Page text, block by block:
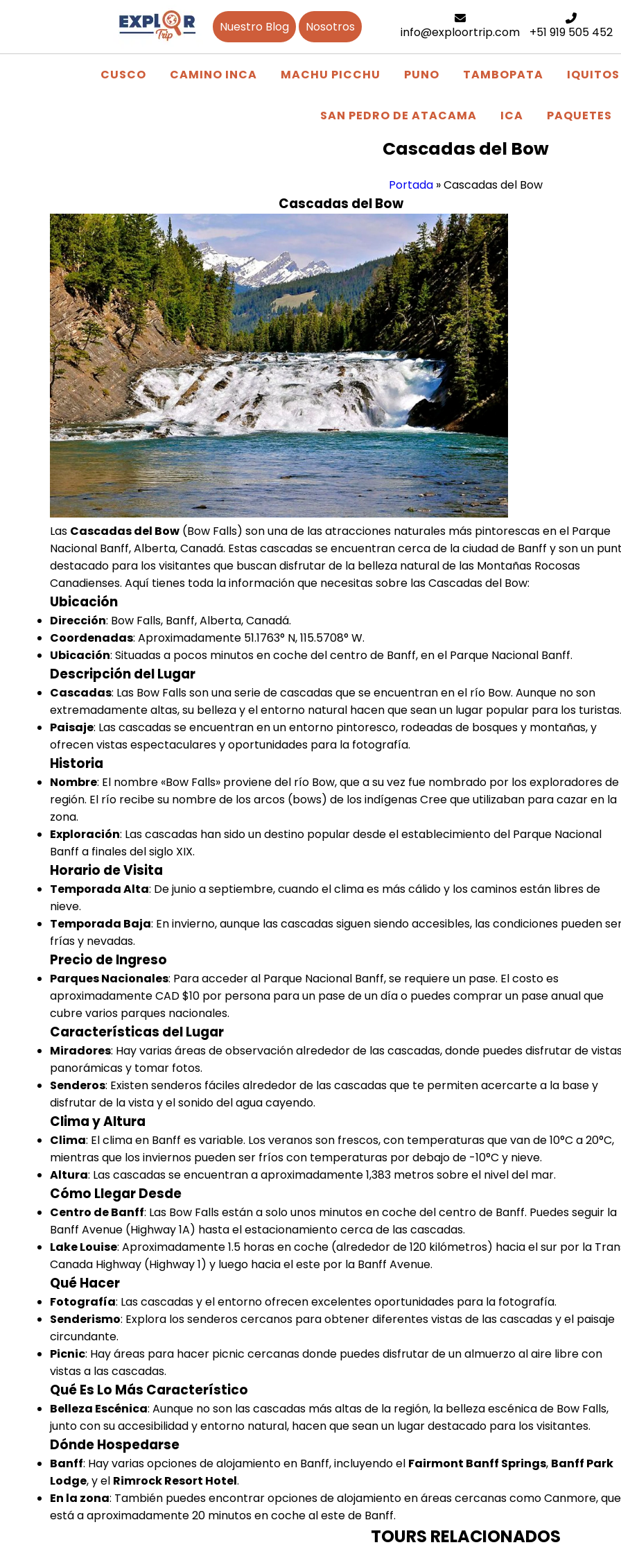
Nuestro Blog Nosotros info@exploortrip.com +51 919 505 452
CUSCO CAMINO INCA MACHU PICCHU PUNO TAMBOPATA IQUITOS
SAN PEDRO DE ATACAMA ICA PAQUETES
Cascadas del Bow
Portada »Cascadas del Bow
Cascadas del Bow
Las Cascadas del Bow (Bow Falls) son una de las atracciones naturales más pintorescas en el Parque
Nacional Banff, Alberta, Canadá. Estas cascadas se encuentran cerca de la ciudad de Banff y son un
destacado para los visitantes que buscan disfrutar de la belleza natural de las Montañas Rocosas
Canadienses. Aquí tienes toda la información que necesitas sobre las Cascadas del Bow:
Ubicación
Dirección: Bow Falls, Banff, Alberta, Canadá.
Coordenadas: Aproximadamente 51.1763° N, 115.5708° W.
Ubicación: Situadas a pocos minutos en coche del centro de Banff, en el Parque Nacional Banff.
Descripción del Lugar
Cascadas: Las Bow Falls son una serie de cascadas que se encuentran en el río Bow. Aunque no son
extremadamente altas, su belleza y el entorno natural hacen que sean un lugar popular para los turistas.
Paisaje: Las cascadas se encuentran en un entorno pintoresco, rodeadas de bosques y montañas, y
ofrecen vistas espectaculares y oportunidades para la fotografía.
Historia
Nombre: El nombre «Bow Falls» proviene del río Bow, que a su vez fue nombrado por los exploradores
región. El río recibe su nombre de los arcos (bows) de los indígenas Cree que utilizaban para cazar en la
zona.
Exploración: Las cascadas han sido un destino popular desde el establecimiento del Parque Nacional
Banff a finales del siglo XIX.
Horario de Visita
Temporada Alta: De junio a septiembre, cuando el clima es más cálido y los caminos están libres de
nieve.
Temporada Baja: En invierno, aunque las cascadas siguen siendo accesibles, las condiciones pueden
frías y nevadas.
Precio de Ingreso
Parques Nacionales: Para acceder al Parque Nacional Banff, se requiere un pase. El costo es
aproximadamente CAD $10 por persona para un pase de un día o puedes comprar un pase anual que
cubre varios parques nacionales.
Características del Lugar
Miradores: Hay varias áreas de observación alrededor de las cascadas, donde puedes disfrutar de
panorámicas y tomar fotos.
Senderos: Existen senderos fáciles alrededor de las cascadas que te permiten acercarte a la base y
disfrutar de la vista y el sonido del agua cayendo.
Clima y Altura
Clima: El clima en Banff es variable. Los veranos son frescos, con temperaturas que van de 10°C a 20°C,
mientras que los inviernos pueden ser fríos con temperaturas por debajo de -10°C y nieve.
Altura: Las cascadas se encuentran a aproximadamente 1,383 metros sobre el nivel del mar.
Cómo Llegar Desde
Centro de Banff: Las Bow Falls están a solo unos minutos en coche del centro de Banff. Puedes seguir la
Banff Avenue (Highway 1A) hasta el estacionamiento cerca de las cascadas.
Lake Louise: Aproximadamente 1.5 horas en coche (alrededor de 120 kilómetros) hacia el sur por la
Canada Highway (Highway 1) y luego hacia el este por la Banff Avenue.
Qué Hacer
Fotografía: Las cascadas y el entorno ofrecen excelentes oportunidades para la fotografía.
Senderismo: Explora los senderos cercanos para obtener diferentes vistas de las cascadas y el paisaje
circundante.
Picnic: Hay áreas para hacer picnic cercanas donde puedes disfrutar de un almuerzo al aire libre con
vistas a las cascadas.
Qué Es Lo Más Característico
Belleza Escénica: Aunque no son las cascadas más altas de la región, la belleza escénica de Bow Falls,
junto con su accesibilidad y entorno natural, hacen que sean un lugar destacado para los visitantes.
Dónde Hospedarse
Banff: Hay varias opciones de alojamiento en Banff, incluyendo el Fairmont Banff Springs, Banff Park
Lodge, y el Rimrock Resort Hotel.
En la zona: También puedes encontrar opciones de alojamiento en áreas cercanas como Canmore, que
está a aproximadamente 20 minutos en coche al este de Banff.
TOURS RELACIONADOS